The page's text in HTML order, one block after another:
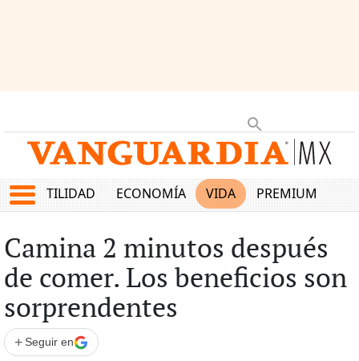
UTILIDAD ECONOMÍA VIDA PREMIUM
Camina 2 minutos después
de comer. Los beneficios son
sorprendentes
+ Seguir en